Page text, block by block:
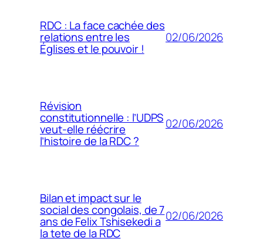
RDC : La face cachée des
relations entre les
Églises et le pouvoir !
02/06/2026
Révision
constitutionnelle : l’UDPS
veut-elle réécrire
l’histoire de la RDC ?
02/06/2026
Bilan et impact sur le
social des congolais, de 7
ans de Felix Tshisekedi a
la tete de la RDC
02/06/2026